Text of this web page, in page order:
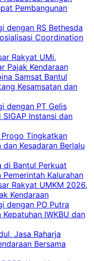
Pembangunan
dengan RS Bethesda
Coordination
Rakyat UMi,
Pajak Kendaraan
Samsat Bantul
Kesamsatan dan
dengan PT Gelis
Instansi dan
Tingkatkan
Kesadaran Berlalu
di Bantul Perkuat
Pemerintah Kalurahan
Rakyat UMKM 2026,
Kendaraan
dengan PO Putra
IWKBU dan
Jasa Raharja
Bersama